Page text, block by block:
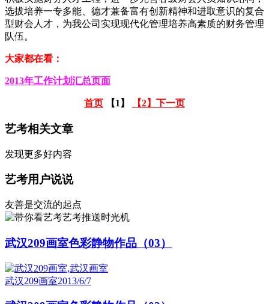
选拔培养一专多能、德才兼备富有创新精神和进取意识的复合
型财会人才，为我公司实现现代化管理培养高素质的财务管理
队伍。
大家都在看：
2013年工作计划汇总页面
首页 【1】 【2】 下一页
艺考相关文章
发现更多好内容
艺考用户说说
友善是交流的起点
艺考推送时光机
武汉209画室色彩静物作品（03）
武汉209画室2013/6/7